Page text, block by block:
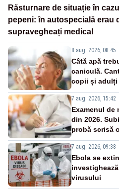
Răsturnare de situație în
pepeni: în autospecială erau
supravegheați medical
8 aug. 2026, 08:45
Câtă apă
caniculă.
copii și adulți
7 aug. 2026, 15:42
Examenul de
din 2026.
probă scrisă
7 aug. 2026, 09:38
Ebola se
virusului